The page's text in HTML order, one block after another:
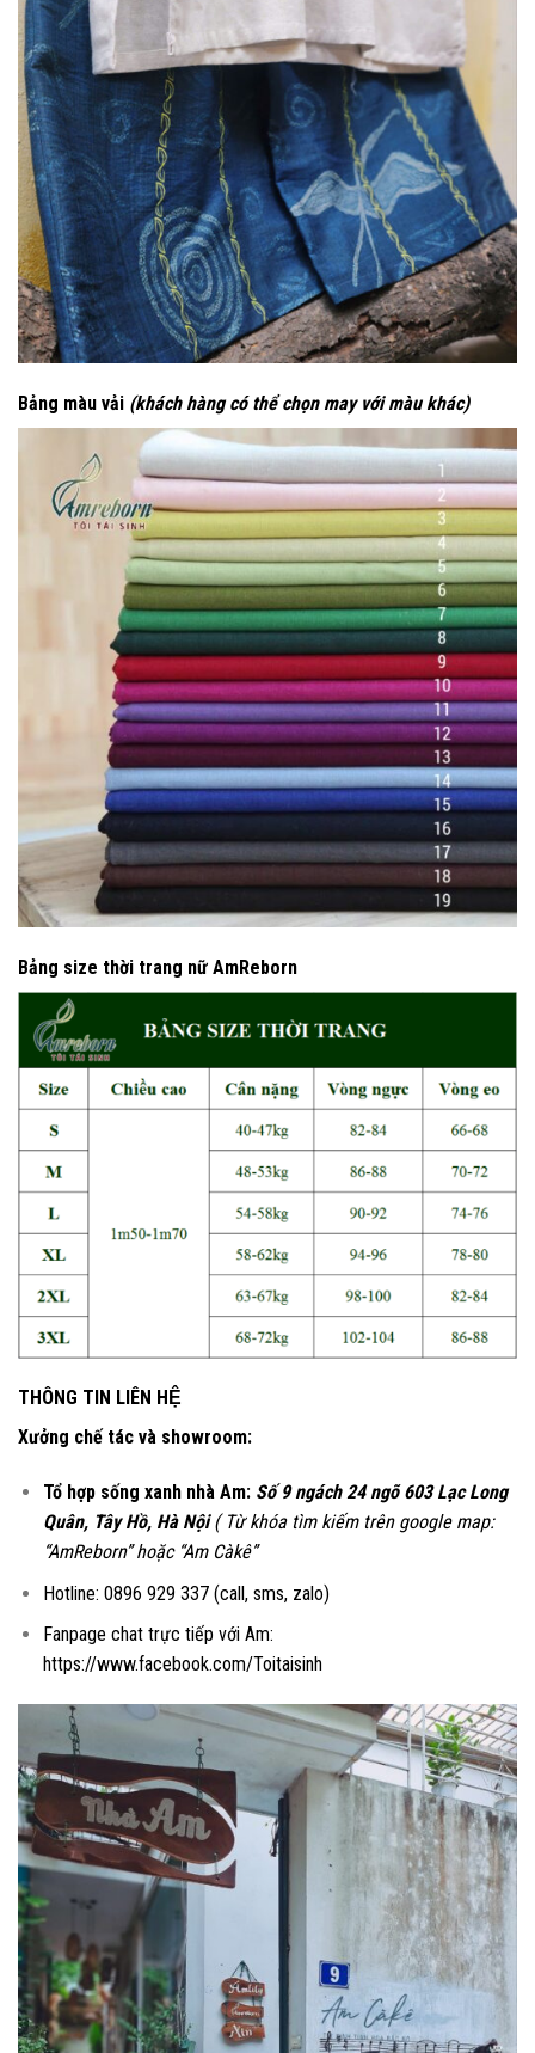
Bảng màu vải (khách hàng có thể chọn may với màu khác)
Bảng size thời trang nữ AmReborn
THÔNG TIN LIÊN HỆ
Xưởng chế tác và showroom:
Tổ hợp sống xanh nhà Am: Số 9 ngách 24 ngõ 603 Lạc Long
Quân, Tây Hồ, Hà Nội( Từ khóa tìm kiếm trên google map:
“AmReborn” hoặc “Am Càkê”
Hotline: 0896 929 337 (call, sms, zalo)
Fanpage chat trực tiếp với Am:
https://www.facebook.com/Toitaisinh